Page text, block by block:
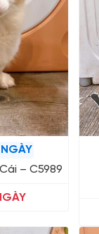
– C5989